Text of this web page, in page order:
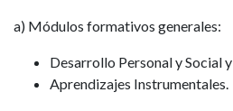
a) Módulos formativos generales:
Desarrollo Personal y Social y
Aprendizajes Instrumentales.